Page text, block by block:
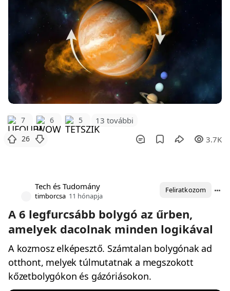
7 6 5 13 további
26 3.7K
Tech és Tudomány
timborcsa 11 hónapja
Feliratkozom
A 6 legfurcsább bolygó az űrben,
amelyek dacolnak minden logikával
A kozmosz elképesztő. Számtalan bolygónak ad
otthont, melyek túlmutatnak a megszokott
kőzetbolygókon és gázóriásokon.